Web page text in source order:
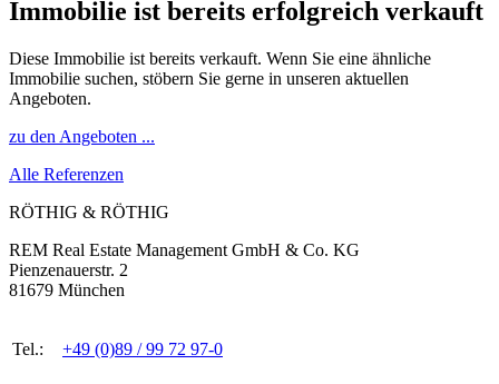
Immobilie ist bereits erfolgreich verkauft
Diese Immobilie ist bereits verkauft. Wenn Sie eine ähnliche
Immobilie suchen, stöbern Sie gerne in unseren aktuellen
Angeboten.
zu den Angeboten ...
Alle Referenzen
RÖTHIG & RÖTHIG
REM Real Estate Management GmbH & Co. KG
Pienzenauerstr. 2
81679 München
Tel.: +49 (0)89 / 99 72 97-0